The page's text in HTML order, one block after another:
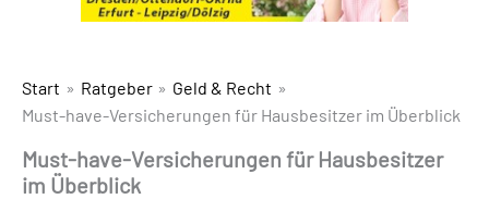
Start Ratgeber
Geld & Recht
Must-have-Versicherungen für Hausbesitzer im Überblick
Must-have-Versicherungen für Hausbesitzer
im Überblick